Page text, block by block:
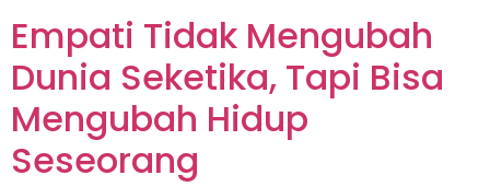
Empati Tidak Mengubah
Dunia Seketika, Tapi Bisa
Mengubah Hidup
Seseorang